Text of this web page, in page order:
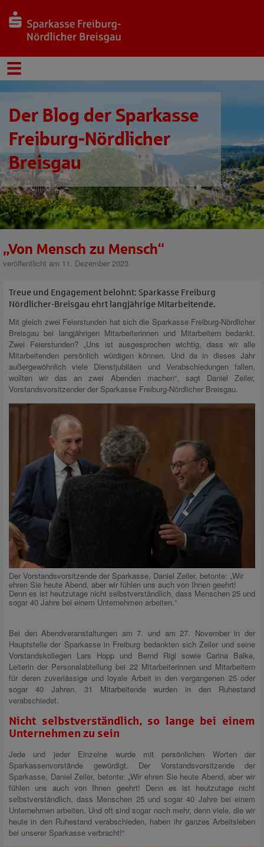
Der Blog der Sparkasse
Freiburg-Nördlicher
Breisgau
„Von Mensch zu Mensch“
veröffentlicht am 11. Dezember 2023
Treue und Engagement belohnt: Sparkasse Freiburg
Nördlicher-Breisgau ehrt langjährige Mitarbeitende.
Mit gleich zwei Feierstunden hat sich die Sparkasse Freiburg-Nördlicher
Breisgau bei langjährigen Mitarbeiterinnen und Mitarbeitern bedankt.
Zwei Feierstunden? „Uns ist ausgesprochen wichtig, dass wir alle
Mitarbeitenden persönlich würdigen können. Und da in dieses Jahr
außergewöhnlich viele Dienstjubiläen und Verabschiedungen fallen,
wollten wir das an zwei Abenden machen“, sagt Daniel Zeiler,
Vorstandsvorsitzender der Sparkasse Freiburg-Nördlicher Breisgau.
Der Vorstandsvorsitzende der Sparkasse, Daniel Zeiler, betonte: „Wir
ehren Sie heute Abend, aber wir fühlen uns auch von Ihnen geehrt!
Denn es ist heutzutage nicht selbstverständlich, dass Menschen 25 und
sogar 40 Jahre bei einem Unternehmen arbeiten.“
Bei den Abendveranstaltungen am 7. und am 27. November in der
Hauptstelle der Sparkasse in Freiburg bedankten sich Zeiler und seine
Vorstandskollegen Lars Hopp und Bernd Rigl sowie Carina Balke,
Leiterin der Personalabteilung bei 22 Mitarbeiterinnen und Mitarbeitern
für deren zuverlässige und loyale Arbeit in den vergangenen 25 oder
sogar 40 Jahren. 31 Mitarbeitende wurden in den Ruhestand
verabschiedet.
Nicht selbstverständlich, so lange bei einem
Unternehmen zu sein
Jede und jeder Einzelne wurde mit persönlichen Worten der
Sparkassenvorstände gewürdigt. Der Vorstandsvorsitzende der
Sparkasse, Daniel Zeiler, betonte: „Wir ehren Sie heute Abend, aber wir
fühlen uns auch von Ihnen geehrt! Denn es ist heutzutage nicht
selbstverständlich, dass Menschen 25 und sogar 40 Jahre bei einem
Unternehmen arbeiten. Und oft sind sogar noch mehr, denn viele, die wir
heute in den Ruhestand verabschieden, haben ihr ganzes Arbeitsleben
bei unserer Sparkasse verbracht!“